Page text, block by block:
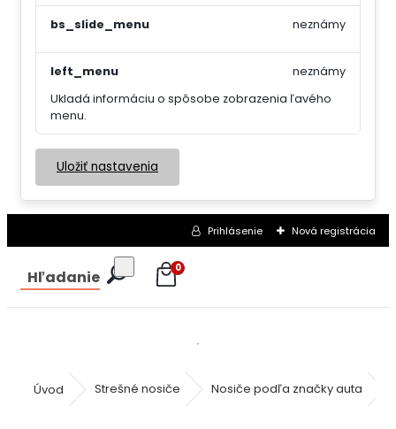
bs_slide_menu neznámy
left_menu
Ukladá informáciu o spôsobe zobrazenia ľavého
menu.
neznámy
Uložiť nastavenia
Prihlásenie Nová registrácia
Hľadanie 0
Úvod Strešné nosiče Nosiče podľa značky auta